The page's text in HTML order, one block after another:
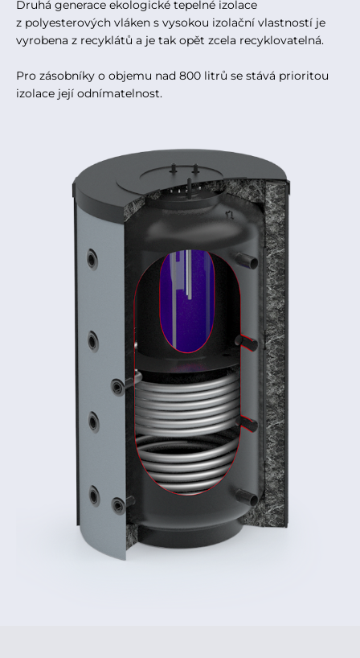
Druhá generace ekologické tepelné izolace
z polyesterových vláken s vysokou izolační vlastností je
vyrobena z recyklátů a je tak opět zcela recyklovatelná.
Pro zásobníky o objemu nad 800 litrů se stává prioritou
izolace její odnímatelnost.